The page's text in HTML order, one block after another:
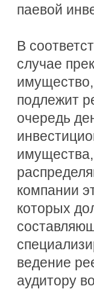
паевой
В
случае
подлежит
очередь
компании
которых
ведение
аудитору